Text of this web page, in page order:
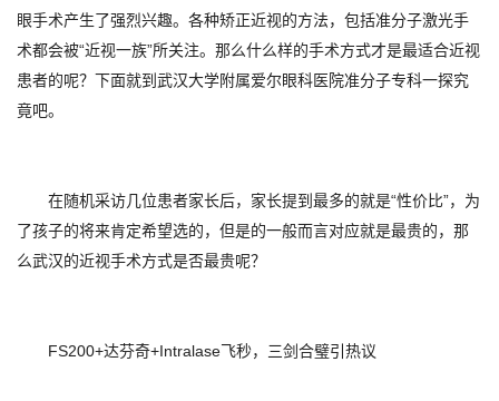
眼手术产生了强烈兴趣。各种矫正近视的方法，包括准分子激光手
术都会被“近视一族”所关注。那么什么样的手术方式才是最适合近视
患者的呢？下面就到武汉大学附属爱尔眼科医院准分子专科一探究
竟吧。
在随机采访几位患者家长后，家长提到最多的就是“性价比”，为
了孩子的将来肯定希望选的，但是的一般而言对应就是最贵的，那
么武汉的近视手术方式是否最贵呢？
FS200+达芬奇+Intralase飞秒，三剑合璧引热议